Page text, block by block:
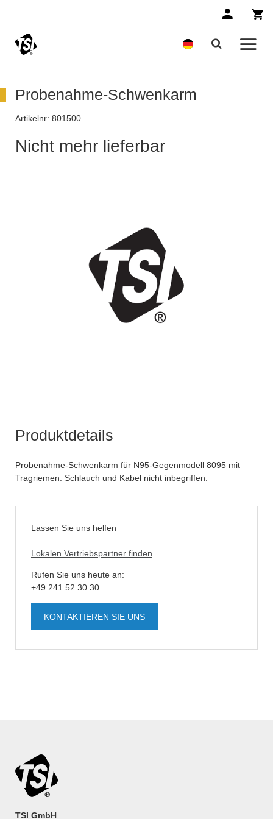
Probenahme-Schwenkarm
Artikelnr: 801500
Nicht mehr lieferbar
Produktdetails
Probenahme-Schwenkarm für N95-Gegenmodell 8095 mit
Tragriemen. Schlauch und Kabel nicht inbegriffen.
Lassen Sie uns helfen
Lokalen Vertriebspartner finden
Rufen Sie uns heute an:
+49 241 52 30 30
KONTAKTIEREN SIE UNS
TSI GmbH